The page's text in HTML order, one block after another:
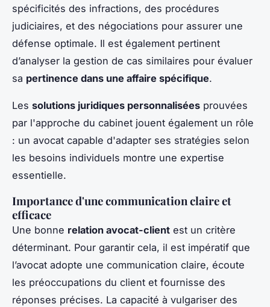
spécificités des infractions, des procédures
judiciaires, et des négociations pour assurer une
défense optimale. Il est également pertinent
d’analyser la gestion de cas similaires pour évaluer
sa pertinence dans une affaire spécifique.
Les solutions juridiques personnalisées prouvées
par l'approche du cabinet jouent également un rôle
: un avocat capable d'adapter ses stratégies selon
les besoins individuels montre une expertise
essentielle.
Importance d'une communication claire et
efficace
Une bonne relation avocat-client est un critère
déterminant. Pour garantir cela, il est impératif que
l’avocat adopte une communication claire, écoute
les préoccupations du client et fournisse des
réponses précises. La capacité à vulgariser des